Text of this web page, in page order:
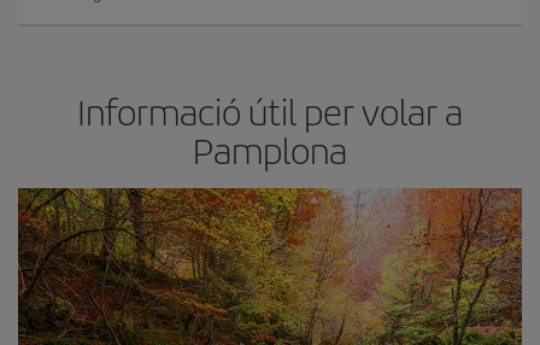
Informació útil per volar a
Pamplona